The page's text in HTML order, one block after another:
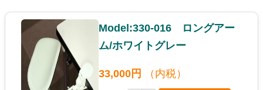
Model:330-016 ロングアー
ム/ホワイトグレー
33,000円 （内税）